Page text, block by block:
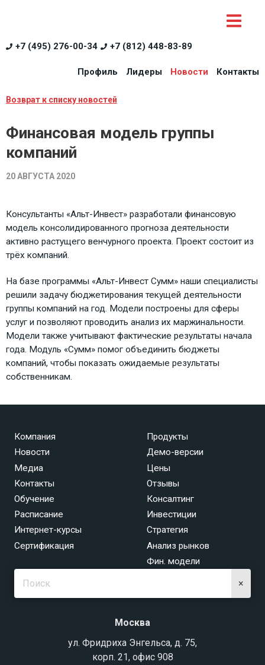
+7 (495) 276-00-34 +7 (812) 448-83-89
Профиль Лидеры Новости Контакты
Возврат к списку новостей
Финансовая модель группы
компаний
20 АВГУСТА 2020
Консультанты «Альт-Инвест» разработали финансовую
модель консолидированного прогноза деятельности
активно растущего венчурного проекта. Проект состоит из
трёх компаний.
На базе программы «Альт-Инвест Сумм» наши специалисты
решили задачу бюджетирования текущей деятельности
группы компаний на год. Модели построены для сферы
услуг и позволяют проводить анализ их маржинальности.
Модели также учитывают фактические результаты начала
года. Модуль «Сумм» помог объединить бюджеты
компаний, чтобы показать ожидаемые результаты
собственникам.
Компания
Новости
Медиа
Контакты
Продукты
Демо-версии
Цены
Отзывы
Обучение
Расписание
Интернет-курсы
Сертификация
Консалтинг
Инвестиции
Стратегия
Анализ рынков
Фин. модели
×
Москва
ул. Фридриха Энгельса, д. 75,
корп. 21, офис 908